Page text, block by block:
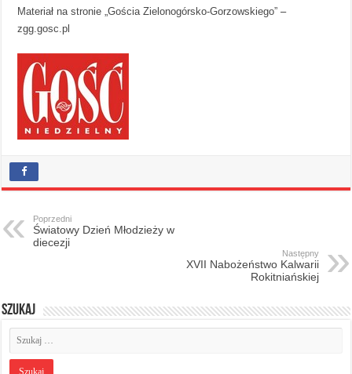
Materiał na stronie „Gościa Zielonogórsko-Gorzowskiego” –
zgg.gosc.pl
Poprzedni
Światowy Dzień Młodzieży w
diecezji
Następny
XVII Nabożeństwo Kalwarii
Rokitniańskiej
Szukaj